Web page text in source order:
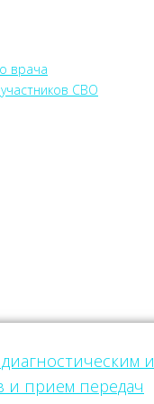
врача
СВО
прием передач